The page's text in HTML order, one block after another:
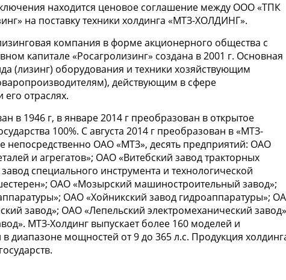
находится ценовое соглашение между ООО «ТПК
на поставку техники холдинга «МТЗ-ХОЛДИНГ».
компания в форме акционерного общества с
капитале «Росагролизинг» создана в 2001 г. Основная
(лизинг) оборудования и техники хозяйствующим
действующим в сфере
отраслях.
в 1946 г, в январе 2014 г преобразован в открытое
100%. С августа 2014 г преобразован в «МТЗ-
непосредственно ОАО «МТЗ», десять предприятий: ОАО
и агрегатов»; ОАО «Витебский завод тракторных
специального инструмента и технологической
ОАО «Мозырский машиностроительный завод»;
ОАО «Хойникский завод гидроаппаратуры»;
завод»; ОАО «Лепельский электромеханический
МТЗ-Холдинг выпускает более 160 моделей и
диапазоне мощностей от 9 до 365 л.с. Продукция